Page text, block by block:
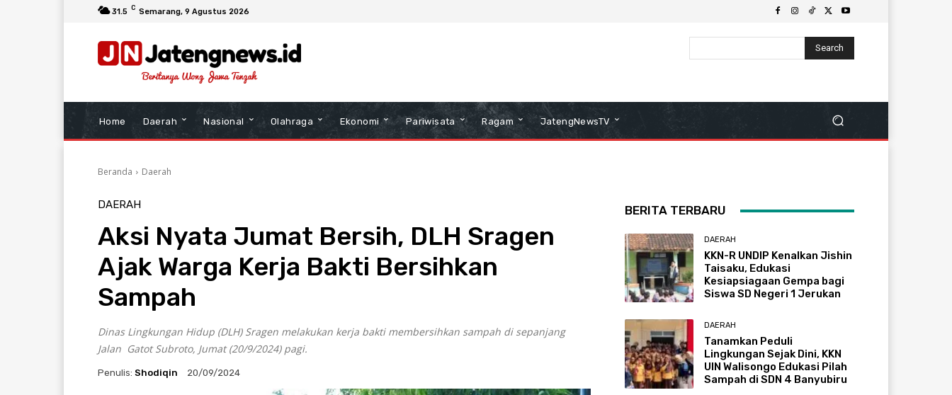
31.5 C Semarang, 9 Agustus 2026
Search
Home Daerah Nasional Olahraga Ekonomi Pariwisata Ragam JatengNewsTV
Beranda Daerah
DAERAH
Aksi Nyata Jumat Bersih, DLH Sragen
Ajak Warga Kerja Bakti Bersihkan
Sampah
Dinas Lingkungan Hidup (DLH) Sragen melakukan kerja bakti membersihkan sampah di sepanjang
Jalan Gatot Subroto, Jumat (20/9/2024) pagi.
Penulis: Shodiqin 20/09/2024
BERITA TERBARU
DAERAH
KKN-R UNDIP Kenalkan Jishin
Taisaku, Edukasi
Kesiapsiagaan Gempa bagi
Siswa SD Negeri 1 Jerukan
DAERAH
Tanamkan Peduli
Lingkungan Sejak Dini, KKN
UIN Walisongo Edukasi Pilah
Sampah di SDN 4 Banyubiru